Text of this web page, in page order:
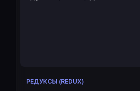
РЕДУКСЫ (REDUX)